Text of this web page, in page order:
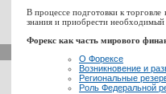
В процессе подготовки к
знания и приобрести
Форекс как часть мирового
О Форeксе
Возникновение и
Региональные
Роль Федеральной